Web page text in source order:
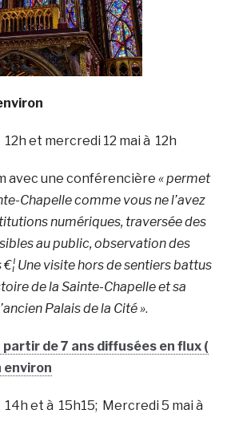
et mercredi 12 mai à 12h
avec une conférencière « permet
Chapelle comme vous ne l’avez
numériques, traversée des
au public, observation des
Une visite hors de sentiers battus
de la Sainte-Chapelle et sa
Palais de la Cité ».
de 7 ans diffusées en flux (
environ
et à 15h15; Mercredi 5 mai à